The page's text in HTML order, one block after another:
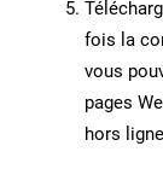
fois la
vous
pages
hors